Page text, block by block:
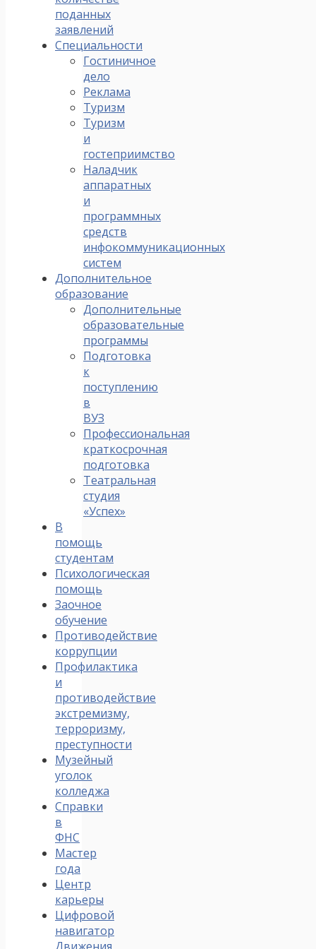
поданных
заявлений
Специальности
Гостиничное
дело
Реклама
Туризм
Туризм
и
гостеприимство
Наладчик
аппаратных
и
программных
средств
инфокоммуникационных
систем
Дополнительное
образование
Дополнительные
образовательные
программы
Подготовка
к
поступлению
в
ВУЗ
Профессиональная
краткосрочная
подготовка
Театральная
студия
«Успех»
В
помощь
студентам
Психологическая
помощь
Заочное
обучение
Противодействие
коррупции
Профилактика
и
противодействие
экстремизму,
терроризму,
преступности
Музейный
уголок
колледжа
Справки
в
ФНС
Мастер
года
Центр
карьеры
Цифровой
навигатор